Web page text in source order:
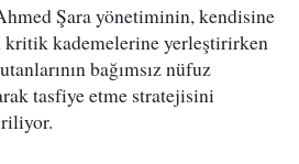
Şara yönetiminin, kendisine
kritik kademelerine yerleştirirken
bağımsız nüfuz
tasfiye etme stratejisini